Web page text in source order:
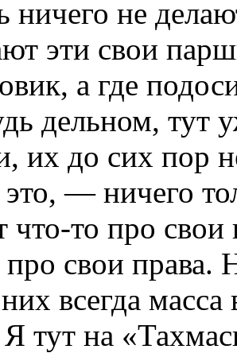
ничего не
эти свои
а где
дельном, тут
их до сих пор
— ничего
что-то про
про свои
всегда
тут на